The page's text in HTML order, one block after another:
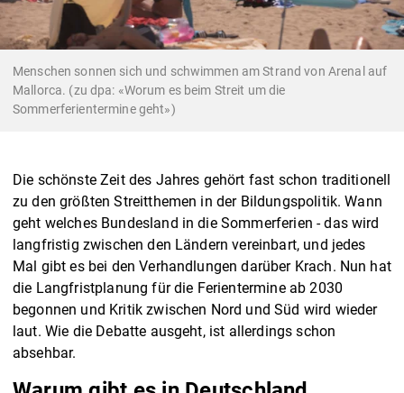
Menschen sonnen sich und schwimmen am Strand von Arenal auf
Mallorca. (zu dpa: «Worum es beim Streit um die
Sommerferientermine geht»)
Die schönste Zeit des Jahres gehört fast schon traditionell
zu den größten Streitthemen in der Bildungspolitik. Wann
geht welches Bundesland in die Sommerferien - das wird
langfristig zwischen den Ländern vereinbart, und jedes
Mal gibt es bei den Verhandlungen darüber Krach. Nun hat
die Langfristplanung für die Ferientermine ab 2030
begonnen und Kritik zwischen Nord und Süd wird wieder
laut. Wie die Debatte ausgeht, ist allerdings schon
absehbar.